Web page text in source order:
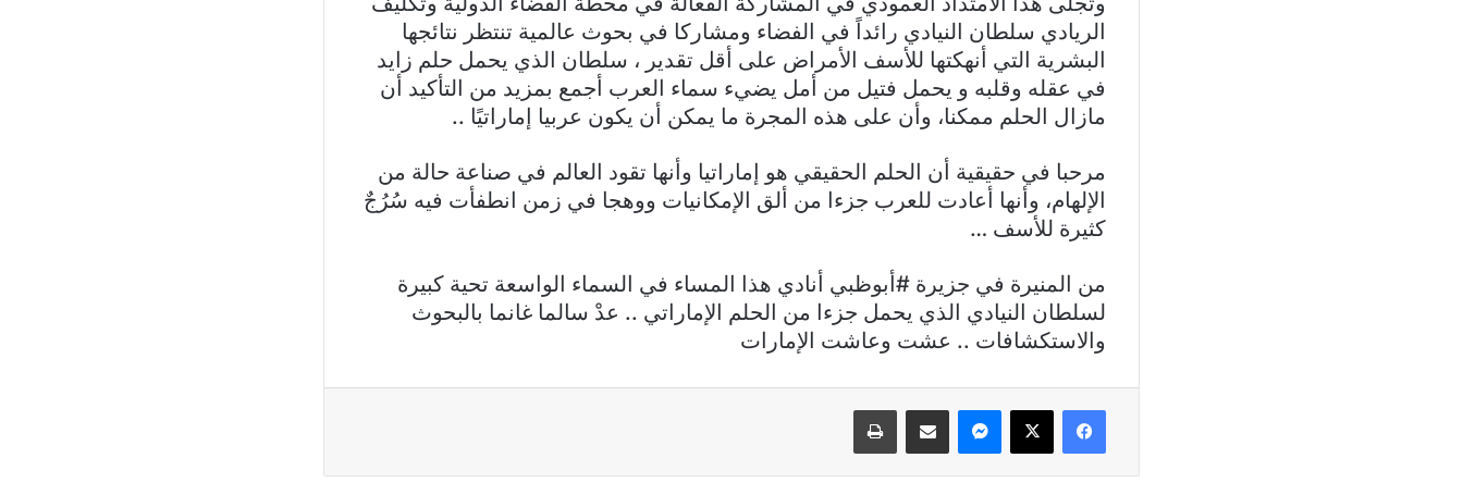
الريادي سلطان النيادي رائداً في الفضاء ومشاركا في بحوث عالمية تنتظر نتائجها
البشرية التي أنهكتها للأسف الأمراض على أقل تقدير ، سلطان الذي يحمل حلم زايد
في عقله وقلبه و يحمل فتيل من أمل يضيء سماء العرب أجمع بمزيد من التأكيد أن
مازال الحلم ممكنا، وأن على هذه المجرة ما يمكن أن يكون عربيا إماراتيًا ..
مرحبا في حقيقية أن الحلم الحقيقي هو إماراتيا وأنها تقود العالم في صناعة حالة من
الإلهام، وأنها أعادت للعرب جزءا من ألق الإمكانيات ووهجا في زمن انطفأت فيه سُرُجٌ
كثيرة للأسف …
من المنيرة في جزيرة #أبوظبي أنادي هذا المساء في السماء الواسعة تحية كبيرة
لسلطان النيادي الذي يحمل جزءا من الحلم الإماراتي .. عدْ سالما غانما بالبحوث
والاستكشافات .. عشت وعاشت الإمارات
فيسبوك X ماسنجر مشاركة عبر البريد طباعة